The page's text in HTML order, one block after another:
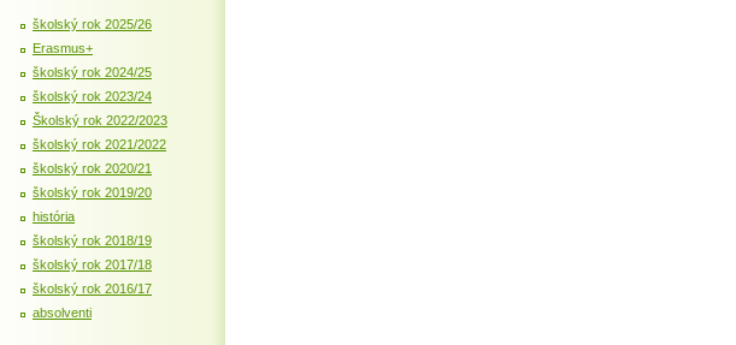
školský rok 2025/26
Erasmus+
školský rok 2024/25
školský rok 2023/24
Školský rok 2022/2023
školský rok 2021/2022
školský rok 2020/21
školský rok 2019/20
história
školský rok 2018/19
školský rok 2017/18
školský rok 2016/17
absolventi